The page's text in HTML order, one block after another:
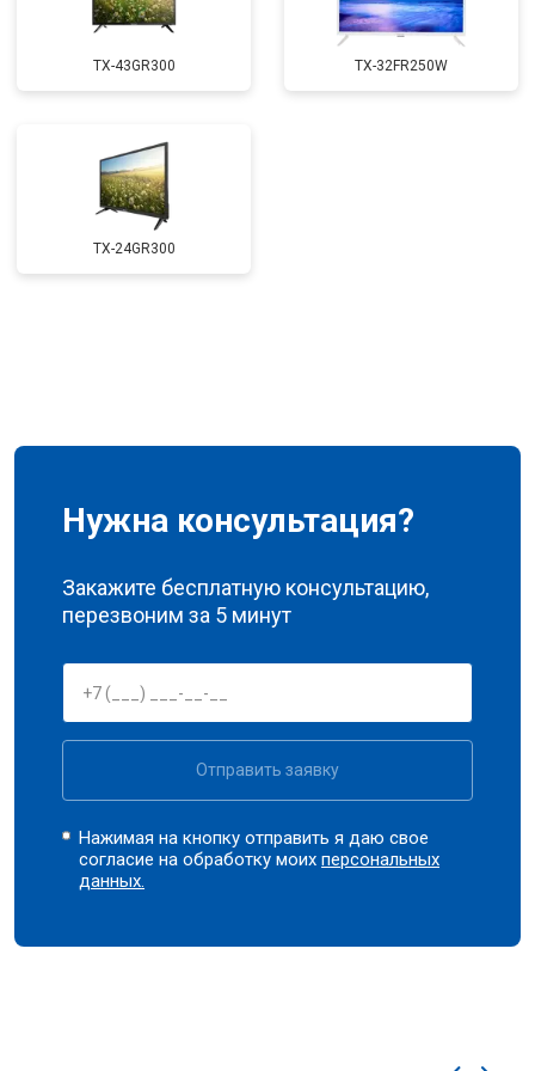
TX-43GR300 TX-32FR250W
TX-24GR300
Нужна консультация?
Закажите бесплатную консультацию,
перезвоним за 5 минут
Отправить заявку
Нажимая на кнопку отправить я даю свое
согласие на обработку моихперсональных
данных.